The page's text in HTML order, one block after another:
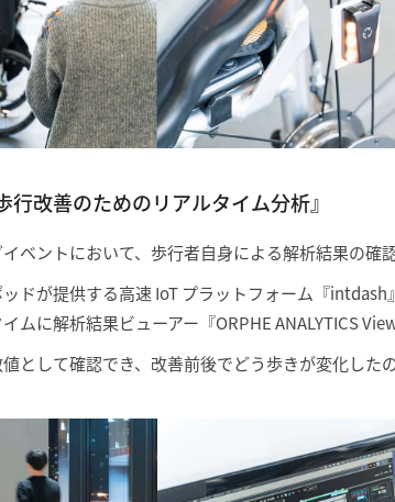
改善のためのリアルタイム分析』
ベントにおいて、歩行者自身による解析結果の確
ドが提供する高速 IoT プラットフォーム『intdash
ムに解析結果ビューアー『ORPHE ANALYTICS
として確認でき、改善前後でどう歩きが変化した